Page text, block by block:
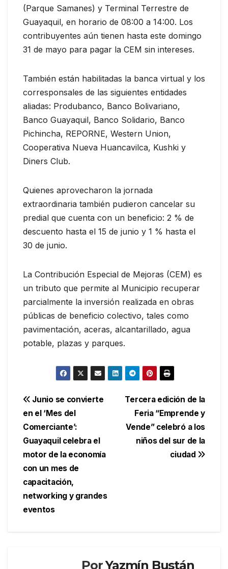
(Parque Samanes) y Terminal Terrestre de
Guayaquil, en horario de 08:00 a 14:00. Los
contribuyentes aún tienen hasta este domingo
31 de mayo para pagar la CEM sin intereses.
También están habilitadas la banca virtual y los
corresponsales de las siguientes entidades
aliadas: Produbanco, Banco Bolivariano,
Banco Guayaquil, Banco Solidario, Banco
Pichincha, REPORNE, Western Union,
Cooperativa Nueva Huancavilca, Kushki y
Diners Club.
Quienes aprovecharon la jornada
extraordinaria también pudieron cancelar su
predial que cuenta con un beneficio: 2 % de
descuento hasta el 15 de junio y 1 % hasta el
30 de junio.
La Contribución Especial de Mejoras (CEM) es
un tributo que permite al Municipio recuperar
parcialmente la inversión realizada en obras
públicas de beneficio colectivo, tales como
pavimentación, aceras, alcantarillado, agua
potable, plazas y parques.
Navegación
de
entradas
Tercera edición de la
Feria “Emprende y
Vende” celebró a los
niños del sur de la
ciudad
Junio se convierte
en el ‘Mes del
Comerciante’:
Guayaquil celebra el
motor de la economía
con un mes de
capacitación,
networking y grandes
eventos
PorYazmín Bustán